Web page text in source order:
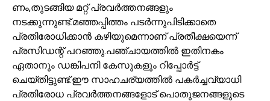
ണം,തുടങ്ങിയ മറ്റ് പ്രവര്‍ത്തനങ്ങളും
നടക്കുന്നുണ്ട്.മഞ്ഞപ്പിത്തം പടര്‍ന്നുപിടിക്കാതെ
പ്രതിരോധിക്കാന്‍ കഴിയുമെന്നാണ് പ്രതീക്ഷയെന്ന്
പ്രസിഡന്റ് പറഞ്ഞു.പഞ്ചായത്തില്‍ ഇതിനകം
ഏതാനും ഡങ്കിപനി കേസുകളും റിപ്പോര്‍ട്ട്
ചെയ്തിട്ടുണ്ട്.ഈ സാഹചര്യത്തില്‍ പകര്‍ച്ചവ്യാധി
പ്രതിരോധ പ്രവര്‍ത്തനങ്ങളോട് പൊതുജനങ്ങളുടെ